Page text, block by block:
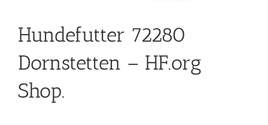
Hundefutter 72280
Dornstetten – HF.org
Shop.